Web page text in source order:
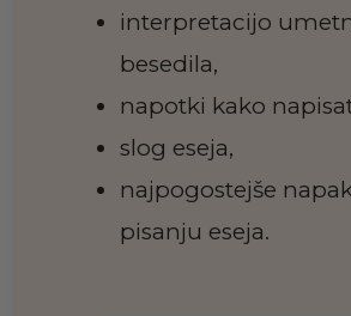
interpretacijo
besedila,
napotki kako
slog eseja,
najpogostejše
pisanju eseja.